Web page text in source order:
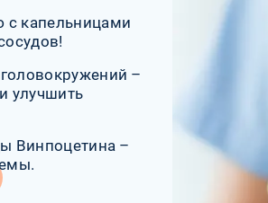
с капельницами
–
улучшить
Винпоцетина –